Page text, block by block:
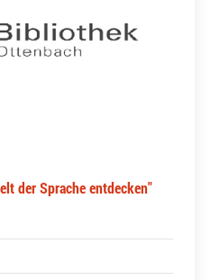
der Sprache entdecken"